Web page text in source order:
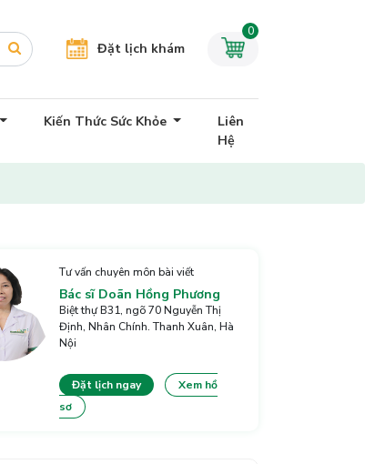
Đặt lịch khám
0
Kiến Thức Sức Khỏe
Liên
Hệ
Tư vấn chuyên môn bài viết
Bác sĩ Doãn Hồng Phương
Biệt thự B31, ngõ 70 Nguyễn Thị
Định, Nhân Chính. Thanh Xuân, Hà
Nội
Đặt lịch ngay
Xem hồ
sơ